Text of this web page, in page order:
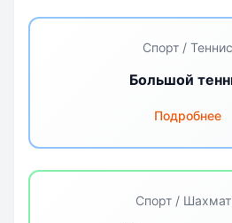
Спорт / Теннис
Большой
Подробнее
Спорт /